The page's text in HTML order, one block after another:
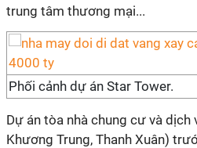
trung tâm thương mại...
Phối cảnh dự án Star Tower.
Dự án tòa nhà chung cư và dịch
Khương Trung, Thanh Xuân)